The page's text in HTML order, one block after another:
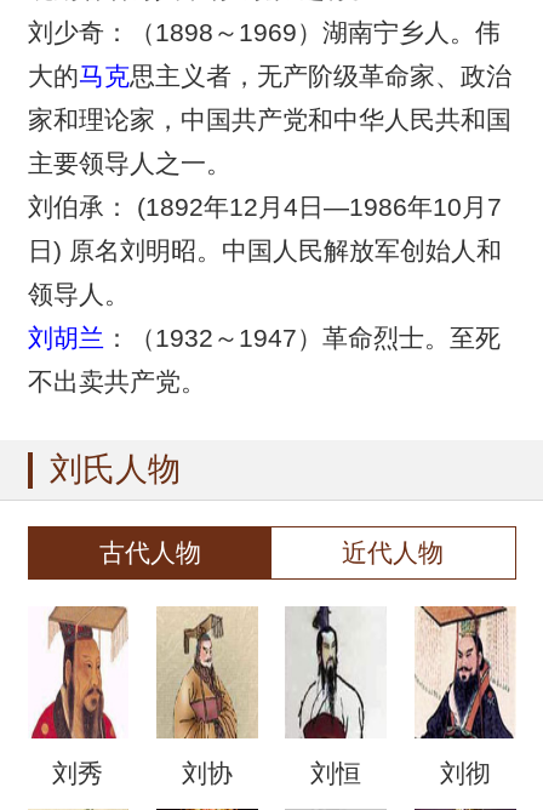
刘少奇：（1898～1969）湖南宁乡人。伟
大的马克思主义者，无产阶级革命家、政治
家和理论家，中国共产党和中华人民共和国
主要领导人之一。
刘伯承： (1892年12月4日—1986年10月7
日) 原名刘明昭。中国人民解放军创始人和
领导人。
刘胡兰 ：（1932～1947）革命烈士。至死
不出卖共产党。
刘氏人物
古代人物 近代人物
刘秀 刘协 刘恒 刘彻